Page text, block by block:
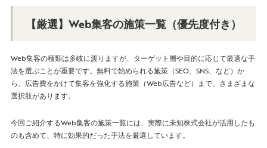
【厳選】Web集客の施策一覧（優先度付き）
Web集客の種類は多岐に渡りますが、ターゲット層や目的に応じて最適な手
法を選ぶことが重要です。無料で始められる施策（SEO、SNS、など）か
ら、広告費をかけて集客を強化する施策（Web広告など）まで、さまざまな
選択肢があります。
今回ご紹介するWeb集客の施策一覧には、実際に未知株式会社が活用したも
のも含めて、特に効果的だった手法を厳選しています。